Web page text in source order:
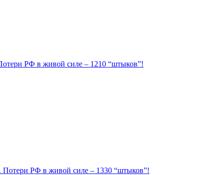
РФ в живой силе – 1210 “штыков”!
Потери РФ в живой силе – 1330 “штыков”!